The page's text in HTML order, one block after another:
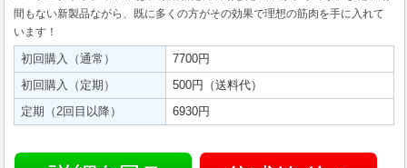
間もない新製品ながら、既に多くの方がその効果で理想の筋肉を手に入れて
います！
初回購入（通常）
7700円
初回購入（定期）
500円（送料代）
定期（2回目以降）
6930円